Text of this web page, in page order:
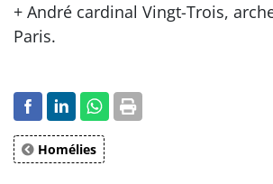
+ André cardinal Vingt-Trois,
Paris.
Homélies